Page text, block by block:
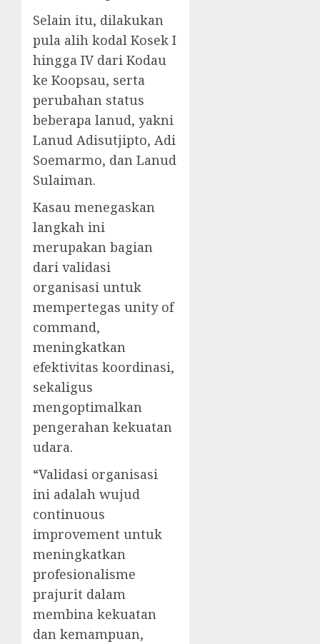
Selain itu, dilakukan
pula alih kodal Kosek I
hingga IV dari Kodau
ke Koopsau, serta
perubahan status
beberapa lanud, yakni
Lanud Adisutjipto, Adi
Soemarmo, dan Lanud
Sulaiman.
Kasau menegaskan
langkah ini
merupakan bagian
dari validasi
organisasi untuk
mempertegas unity of
command,
meningkatkan
efektivitas koordinasi,
sekaligus
mengoptimalkan
pengerahan kekuatan
udara.
“Validasi organisasi
ini adalah wujud
continuous
improvement untuk
meningkatkan
profesionalisme
prajurit dalam
membina kekuatan
dan kemampuan,